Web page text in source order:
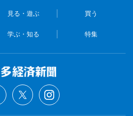
見る・遊ぶ 買う
学ぶ・知る 特集